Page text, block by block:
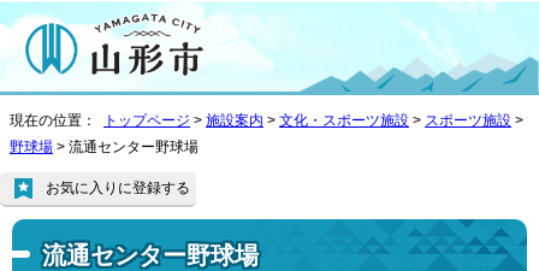
現在の位置： トップページ > 施設案内 > 文化・スポーツ施設 > スポーツ施設 >
野球場 > 流通センター野球場
流通センター野球場
お気に入りに登録する